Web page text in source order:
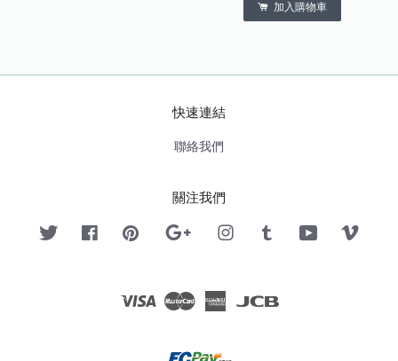
加入購物車
快速連結
聯絡我們
關注我們
Twitter FacebookPinterest Google InstagramTumblr YouTube
Visa Master American